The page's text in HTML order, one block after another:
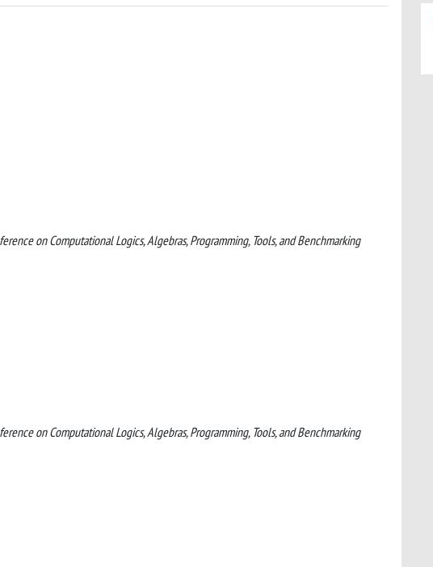
on Computational Logics, Algebras, Programming, Tools, and Benchmarking
on Computational Logics, Algebras, Programming, Tools, and Benchmarking